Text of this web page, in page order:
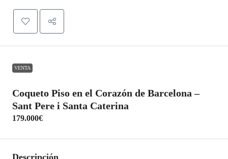
VENTA
Coqueto Piso en el Corazón de Barcelona –
Sant Pere i Santa Caterina
179.000€
Descripción